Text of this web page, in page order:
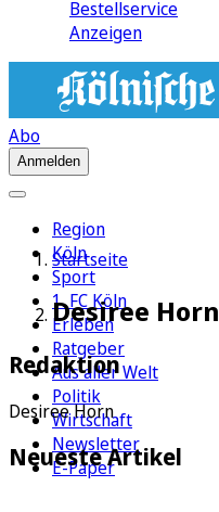
Bestellservice
Anzeigen
Abo
Anmelden
Region
Köln
Sport
1. FC Köln
Erleben
Ratgeber
Aus aller Welt
Politik
Wirtschaft
Newsletter
E-Paper
Startseite
Desiree Horn
Redaktion
Desiree Horn
Neueste Artikel